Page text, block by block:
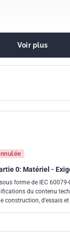
Voir plus
0: Matériel -
forme de IEC
du contenu
construction, d'essais